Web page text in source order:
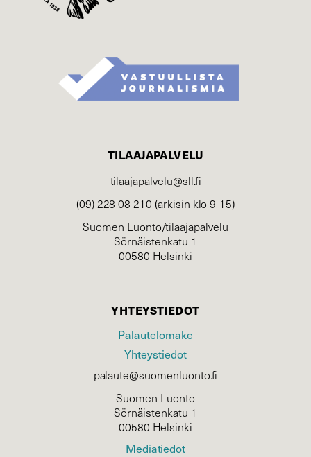
TILAAJAPALVELU
tilaajapalvelu@sll.fi
(09) 228 08 210 (arkisin klo 9-15)
Suomen Luonto/tilaajapalvelu
Sörnäistenkatu 1
00580 Helsinki
YHTEYSTIEDOT
Palautelomake
Yhteystiedot
palaute@suomenluonto.fi
Suomen Luonto
Sörnäistenkatu 1
00580 Helsinki
Mediatiedot